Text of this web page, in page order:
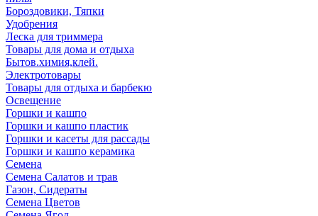
Бороздовики, Тяпки
Удобрения
Леска для триммера
Товары для дома и отдыха
Бытов.химия,клей.
Электротовары
Товары для отдыха и барбекю
Освещение
Горшки и кашпо
Горшки и кашпо пластик
Горшки и касеты для рассады
Горшки и кашпо керамика
Семена
Семена Салатов и трав
Газон, Сидераты
Семена Цветов